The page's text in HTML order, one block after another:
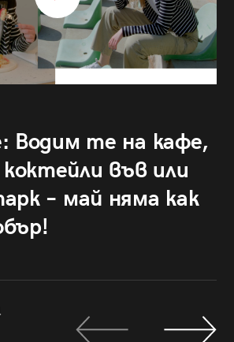
Водим те на кафе,
във или
– май няма как